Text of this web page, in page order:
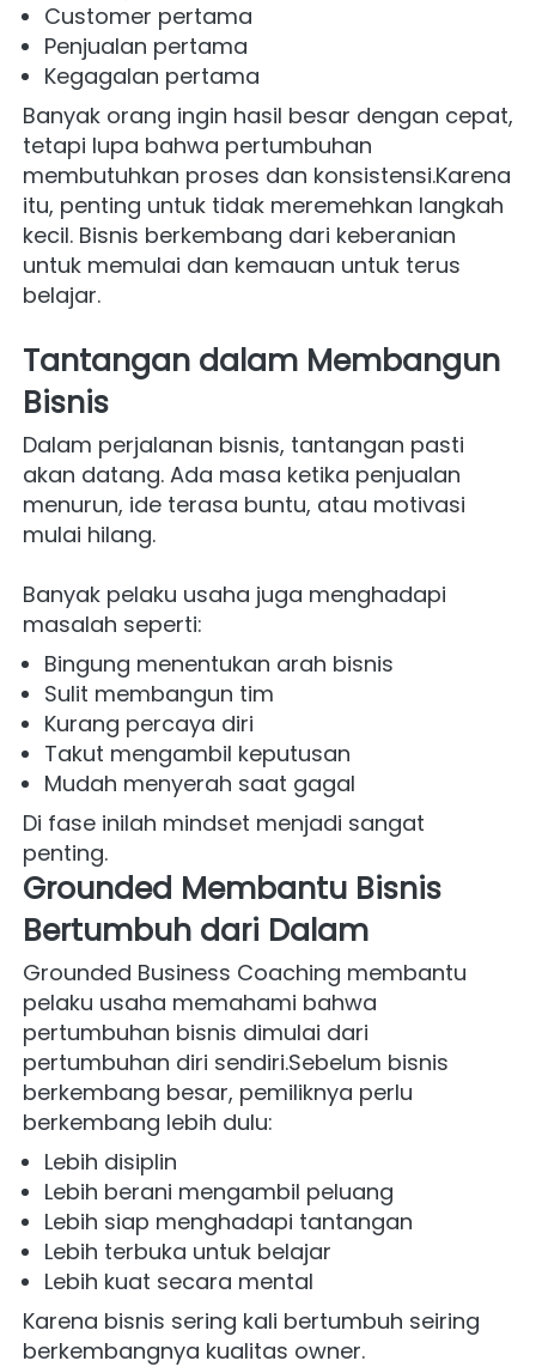
Customer pertama
Penjualan pertama
Kegagalan pertama
Banyak orang ingin hasil besar dengan cepat,
tetapi lupa bahwa pertumbuhan
membutuhkan proses dan konsistensi.Karena
itu, penting untuk tidak meremehkan langkah
kecil. Bisnis berkembang dari keberanian
untuk memulai dan kemauan untuk terus
belajar.
Tantangan dalam Membangun
Bisnis
Dalam perjalanan bisnis, tantangan pasti
akan datang. Ada masa ketika penjualan
menurun, ide terasa buntu, atau motivasi
mulai hilang.
Banyak pelaku usaha juga menghadapi
masalah seperti:
Bingung menentukan arah bisnis
Sulit membangun tim
Kurang percaya diri
Takut mengambil keputusan
Mudah menyerah saat gagal
Di fase inilah mindset menjadi sangat
penting.
Grounded Membantu Bisnis
Bertumbuh dari Dalam
Grounded Business Coaching membantu
pelaku usaha memahami bahwa
pertumbuhan bisnis dimulai dari
pertumbuhan diri sendiri.Sebelum bisnis
berkembang besar, pemiliknya perlu
berkembang lebih dulu:
Lebih disiplin
Lebih berani mengambil peluang
Lebih siap menghadapi tantangan
Lebih terbuka untuk belajar
Lebih kuat secara mental
Karena bisnis sering kali bertumbuh seiring
berkembangnya kualitas owner.